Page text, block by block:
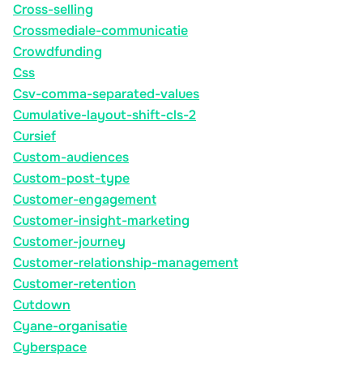
Cross-selling
Crossmediale-communicatie
Crowdfunding
Css
Csv-comma-separated-values
Cumulative-layout-shift-cls-2
Cursief
Custom-audiences
Custom-post-type
Customer-engagement
Customer-insight-marketing
Customer-journey
Customer-relationship-management
Customer-retention
Cutdown
Cyane-organisatie
Cyberspace